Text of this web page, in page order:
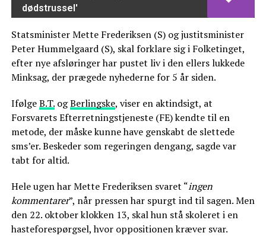
dødstrussel'
Statsminister Mette Frederiksen (S) og justitsminister
Peter Hummelgaard (S), skal forklare sig i Folketinget,
efter nye afsløringer har pustet liv i den ellers lukkede
Minksag, der prægede nyhederne for 5 år siden.
IfølgeB.T.ogBerlingske, viser en aktindsigt, at
Forsvarets Efterretningstjeneste (FE) kendte til en
metode, der måske kunne have genskabt de slettede
sms’er. Beskeder som regeringen dengang, sagde var
tabt for altid.
Hele ugen har Mette Frederiksen svaret “ingen
kommentarer”, når pressen har spurgt ind til sagen. Men
den 22. oktober klokken 13, skal hun stå skoleret i en
hasteforespørgsel, hvor oppositionen kræver svar.